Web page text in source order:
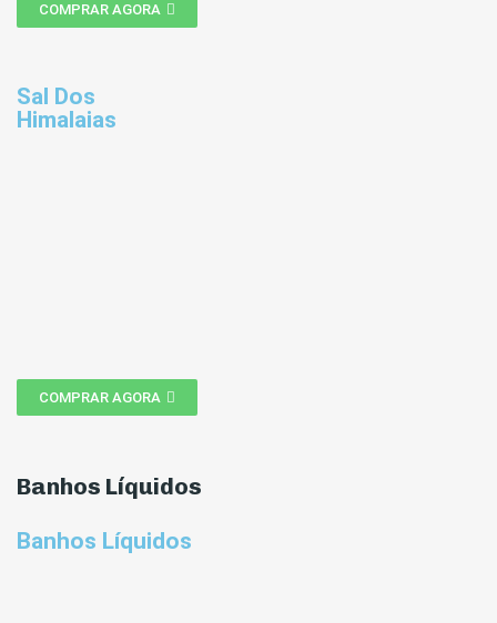
COMPRAR AGORA
Sal Dos
Himalaias
COMPRAR AGORA
Banhos Líquidos
Banhos Líquidos